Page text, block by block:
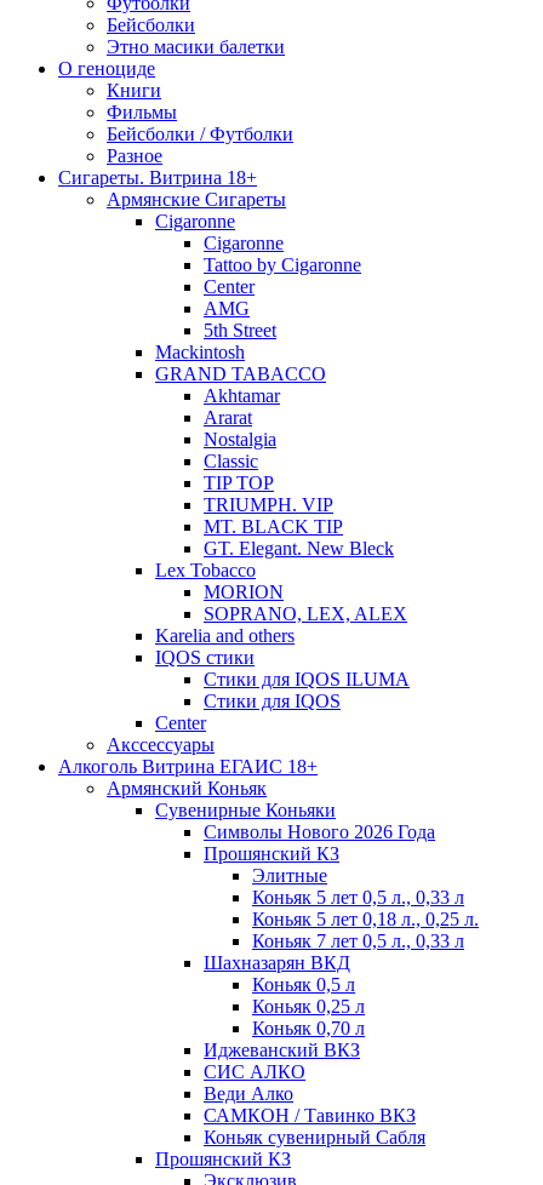
Бейсболки
Этно масики балетки
О геноциде
Книги
Фильмы
Бейсболки / Футболки
Разное
Сигареты. Витрина 18+
Армянские Сигареты
Cigaronne
Cigaronne
Tattoo by Cigaronne
Center
AMG
5th Street
Mackintosh
GRAND TABACCO
Akhtamar
Ararat
Nostalgia
Classic
TIP TOP
TRIUMPH. VIP
MT. BLACK TIP
GT. Elegant. New Bleck
Lex Tobacco
MORION
SOPRANO, LEX, ALEX
Karelia and others
IQOS стики
Стики для IQOS ILUMA
Стики для IQOS
Сenter
Акссессуары
Алкоголь Витрина ЕГАИС 18+
Армянский Коньяк
Сувенирные Коньяки
Символы Нового 2026 Года
Прошянский КЗ
Элитные
Коньяк 5 лет 0,5 л., 0,33 л
Коньяк 5 лет 0,18 л., 0,25 л.
Коньяк 7 лет 0,5 л., 0,33 л
Шахназарян ВКД
Коньяк 0,5 л
Коньяк 0,25 л
Коньяк 0,70 л
Иджеванский ВКЗ
СИС АЛКО
Веди Алко
САМКОН / Тавинко ВКЗ
Коньяк сувенирный Сабля
Прошянский КЗ
Эксклюзив